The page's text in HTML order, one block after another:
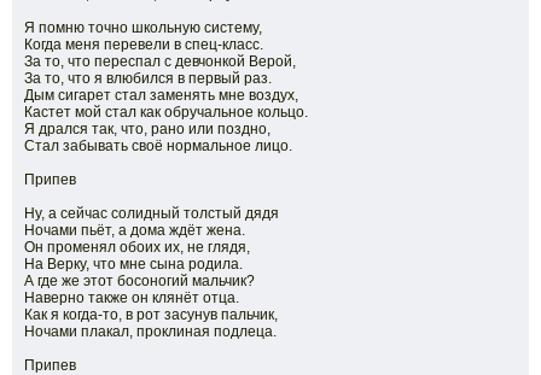
Я помню точно школьную систему,
Когда меня перевели в спец-класс.
За то, что переспал с девчонкой Верой,
За то, что я влюбился в первый раз.
Дым сигарет стал заменять мне воздух,
Кастет мой стал как обручальное кольцо.
Я дрался так, что, рано или поздно,
Стал забывать своё нормальное лицо.
Припев
Ну, а сейчас солидный толстый дядя
Ночами пьёт, а дома ждёт жена.
Он променял обоих их, не глядя,
На Верку, что мне сына родила.
А где же этот босоногий мальчик?
Наверно также он клянёт отца.
Как я когда-то, в рот засунув пальчик,
Ночами плакал, проклиная подлеца.
Припев